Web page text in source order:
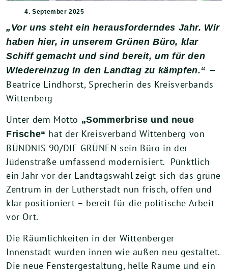
4. September 2025
„Vor uns steht ein herausforderndes Jahr. Wir
haben hier, in unserem Grünen Büro, klar
Schiff gemacht und sind bereit, um für den
Wiedereinzug in den Landtag zu kämpfen.“ —
Beatrice Lindhorst, Sprecherin des Kreisverbands
Wittenberg
Unter dem Motto „Sommerbrise und neue
Frische“ hat der Kreisverband Wittenberg von
BÜNDNIS 90/DIE GRÜNEN sein Büro in der
Jüdenstraße umfassend modernisiert. Pünktlich
ein Jahr vor der Landtagswahl zeigt sich das grüne
Zentrum in der Lutherstadt nun frisch, offen und
klar positioniert – bereit für die politische Arbeit
vor Ort.
Die Räumlichkeiten in der Wittenberger
Innenstadt wurden innen wie außen neu gestaltet.
Die neue Fenstergestaltung, helle Räume und ein